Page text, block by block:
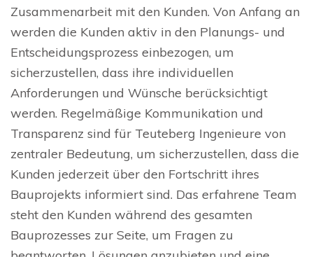
Zusammenarbeit mit den Kunden. Von Anfang an
werden die Kunden aktiv in den Planungs- und
Entscheidungsprozess einbezogen, um
sicherzustellen, dass ihre individuellen
Anforderungen und Wünsche berücksichtigt
werden. Regelmäßige Kommunikation und
Transparenz sind für Teuteberg Ingenieure von
zentraler Bedeutung, um sicherzustellen, dass die
Kunden jederzeit über den Fortschritt ihres
Bauprojekts informiert sind. Das erfahrene Team
steht den Kunden während des gesamten
Bauprozesses zur Seite, um Fragen zu